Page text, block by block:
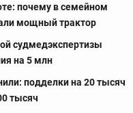
почему в семейном
мощный трактор
судмедэкспертизы
на 5 млн
подделки на 20 тысяч
тысяч